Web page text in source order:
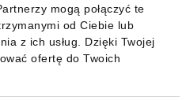
mogą połączyć te
od Ciebie lub
z ich usług. Dzięki Twojej
ofertę do Twoich
mobilną: